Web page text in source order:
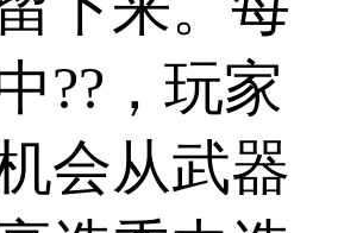
??，玩家
会从武器